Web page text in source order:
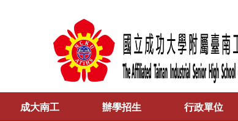
成大南工 辦學招生 行政單位